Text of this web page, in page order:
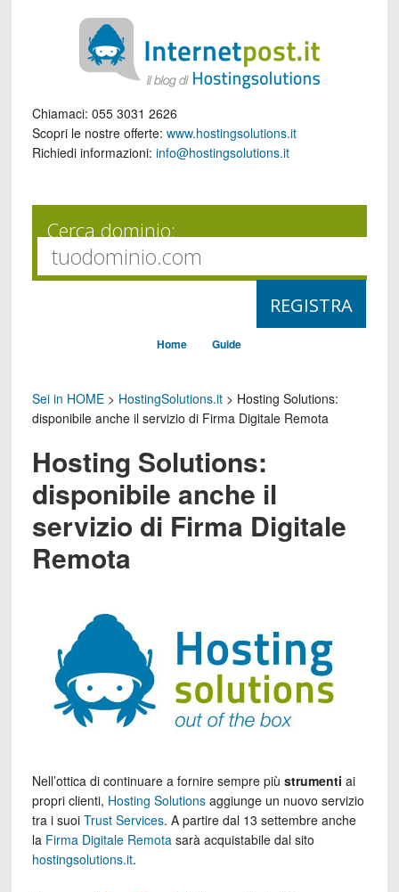
Chiamaci: 055 3031 2626
Scopri le nostre offerte: www.hostingsolutions.it
Richiedi informazioni: info@hostingsolutions.it
Cerca dominio:
Home Guide
Sei in HOME> HostingSolutions.it> Hosting Solutions:
disponibile anche il servizio di Firma Digitale Remota
Hosting Solutions:
disponibile anche il
servizio di Firma Digitale
Remota
Nell’ottica di continuare a fornire sempre più strumenti ai
propri clienti, Hosting Solutionsaggiunge un nuovo servizio
tra i suoi Trust Services. A partire dal 13 settembre anche
la Firma Digitale Remotasarà acquistabile dal sito
hostingsolutions.it.